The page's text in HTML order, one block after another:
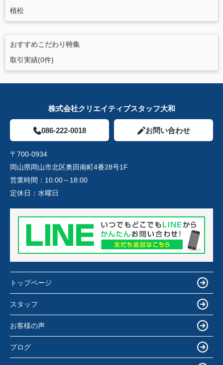
植松
おすすめこだわり特集
取引実績(0件)
株式会社クリエイティブスタッフ大和
086-222-0018 お問い合わせ
〒700-0934
岡山県岡山市北区奥田南町4番28号1F
営業時間： 10:00～18:00
定休日： 水曜日
トップページ
スタッフ
お客様の声
ブログ